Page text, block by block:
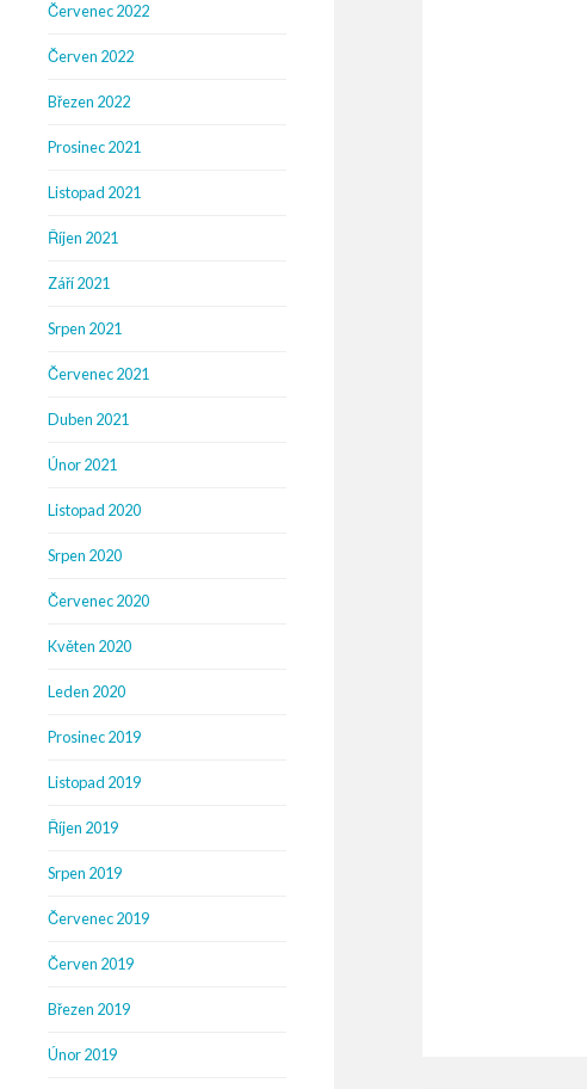
Červenec 2022
Červen 2022
Březen 2022
Prosinec 2021
Listopad 2021
Říjen 2021
Září 2021
Srpen 2021
Červenec 2021
Duben 2021
Únor 2021
Listopad 2020
Srpen 2020
Červenec 2020
Květen 2020
Leden 2020
Prosinec 2019
Listopad 2019
Říjen 2019
Srpen 2019
Červenec 2019
Červen 2019
Březen 2019
Únor 2019